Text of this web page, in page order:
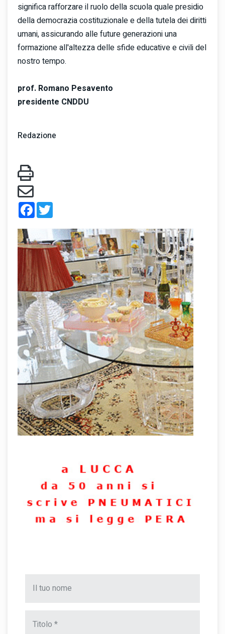
significa rafforzare il ruolo della scuola quale presidio
della democrazia costituzionale e della tutela dei diritti
umani, assicurando alle future generazioni una
formazione all'altezza delle sfide educative e civili del
nostro tempo.
prof. Romano Pesavento
presidente CNDDU
Redazione
Facebook